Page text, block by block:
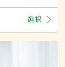
選択